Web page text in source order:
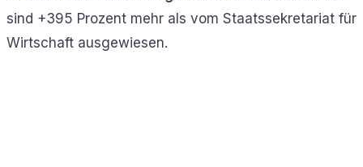
sind +395 Prozent mehr als vom Staatssekretariat für
Wirtschaft ausgewiesen.